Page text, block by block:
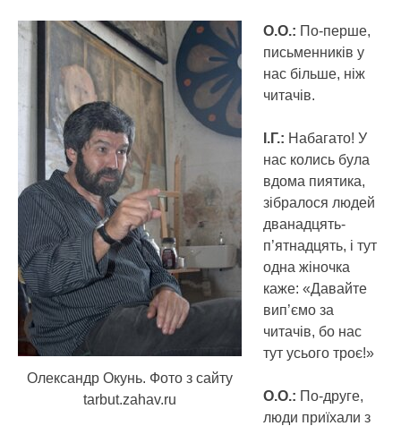
Олександр Окунь. Фото з сайту
tarbut.zahav.ru
О.О.: По-перше,
письменників у
нас більше, ніж
читачів.
І.Г.: Набагато! У
нас колись була
вдома пиятика,
зібралося людей
дванадцять-
п’ятнадцять, і тут
одна жіночка
каже: «Давайте
вип’ємо за
читачів, бо нас
тут усього троє!»
О.О.: По-друге,
люди приїхали з